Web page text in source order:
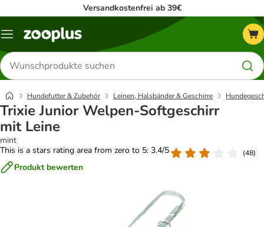
Versandkostenfrei ab 39€
Menü
Produkte
suchen
Hundefutter & Zubehör Leinen, Halsbänder & Geschirre
Trixie Junior Welpen-Softgeschirr
mit Leine
mint
This is a stars rating area from zero to 5: 3.4/5
(48)
Produkt bewerten